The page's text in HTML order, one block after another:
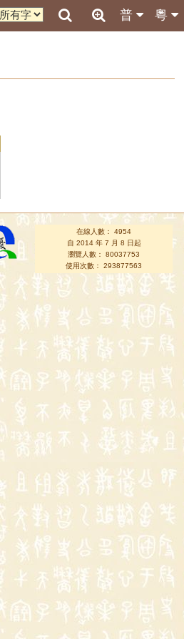
粵
普
在線人數： 4954
自 2014 年 7 月 8 日起
瀏覽人數： 80037753
使用次數： 293877563